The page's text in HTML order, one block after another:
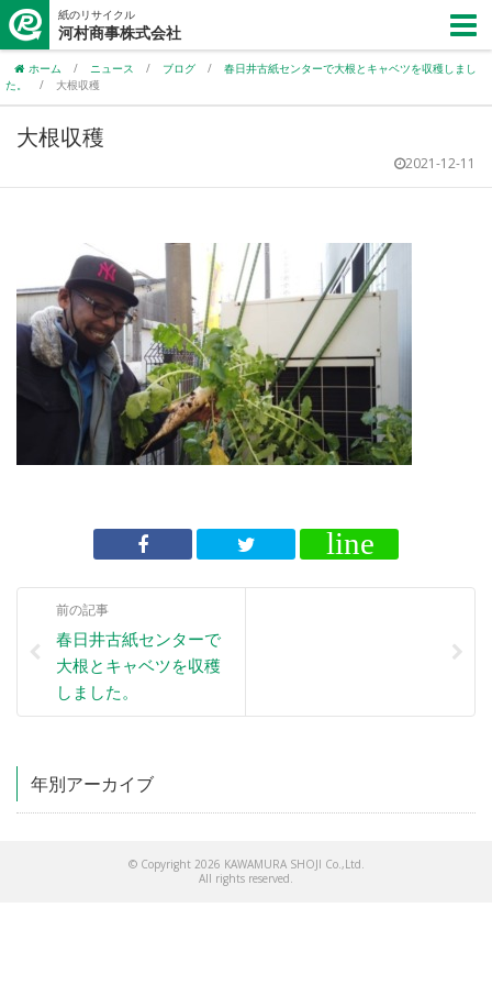
紙のリサイクル
河村商事株式会社
ホーム / ニュース / ブログ /
春日井古紙センターで大根とキャベツを収穫しまし
た。
/ 大根収穫
大根収穫
2021-12-11
前の記事
春日井古紙センターで
大根とキャベツを収穫
しました。
年別アーカイブ
© Copyright 2026 KAWAMURA SHOJI Co.,Ltd.
All rights reserved.